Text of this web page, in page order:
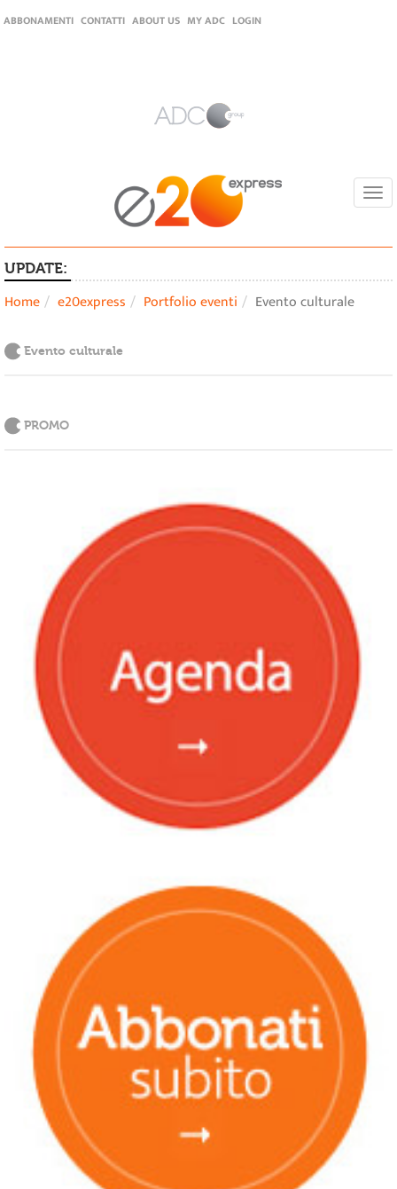
ABBONAMENTI CONTATTI ABOUT US MY ADC LOGIN
UPDATE:
Home e20express Portfolio eventi Evento culturale
Evento culturale
PROMO